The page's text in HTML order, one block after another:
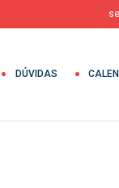
DÚVIDAS